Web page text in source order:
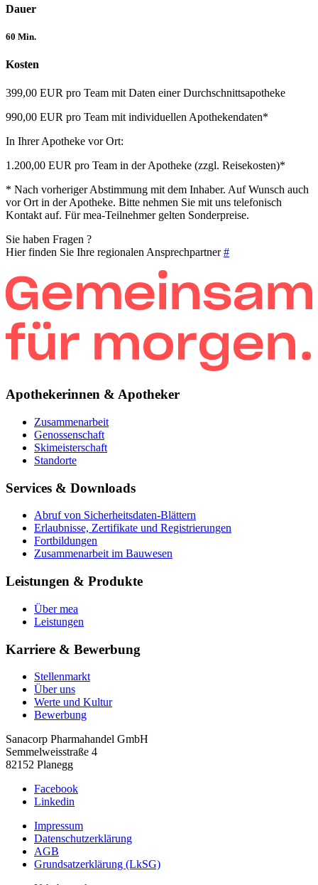
Dauer
60 Min.
Kosten
399,00 EUR pro Team mit Daten einer Durchschnittsapotheke
990,00 EUR pro Team mit individuellen Apothekendaten*
In Ihrer Apotheke vor Ort:
1.200,00 EUR pro Team in der Apotheke (zzgl. Reisekosten)*
* Nach vorheriger Abstimmung mit dem Inhaber. Auf Wunsch auch
vor Ort in der Apotheke. Bitte nehmen Sie mit uns telefonisch
Kontakt auf. Für mea-Teilnehmer gelten Sonderpreise.
Sie haben Fragen ?
Hier finden Sie Ihre regionalen Ansprechpartner#
Apothekerinnen & Apotheker
Zusammenarbeit
Genossenschaft
Skimeisterschaft
Standorte
Services & Downloads
Abruf von Sicherheitsdaten-Blättern
Erlaubnisse, Zertifikate und Registrierungen
Fortbildungen
Zusammenarbeit im Bauwesen
Leistungen & Produkte
Über mea
Leistungen
Karriere & Bewerbung
Stellenmarkt
Über uns
Werte und Kultur
Bewerbung
Sanacorp Pharmahandel GmbH
Semmelweisstraße 4
82152 Planegg
Facebook
Linkedin
Impressum
Datenschutzerklärung
AGB
Grundsatzerklärung (LkSG)